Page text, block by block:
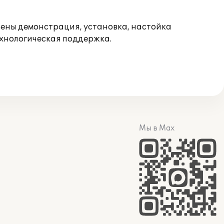
демонстрация, установка, настойка
поддержка.
Мы в Max